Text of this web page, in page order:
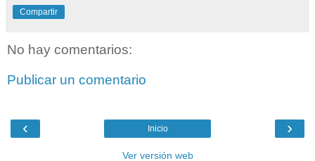
Compartir
No hay comentarios:
Publicar un comentario
‹ ›
Inicio
Ver versión web